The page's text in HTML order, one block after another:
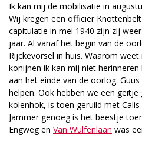
Ik kan mij de mobilisatie in
Wij kregen een officier
capitulatie in mei 1940 zijn zij
jaar. Al vanaf het begin van de
Rijckevorsel in huis. Waarom weet
konijnen ik kan mij niet
aan het einde van de oorlog.
helpen. Ook hebben we een
kolenhok, is toen geruild met
Jammer genoeg is het beestje
Engweg en Van Wulfenlaan was